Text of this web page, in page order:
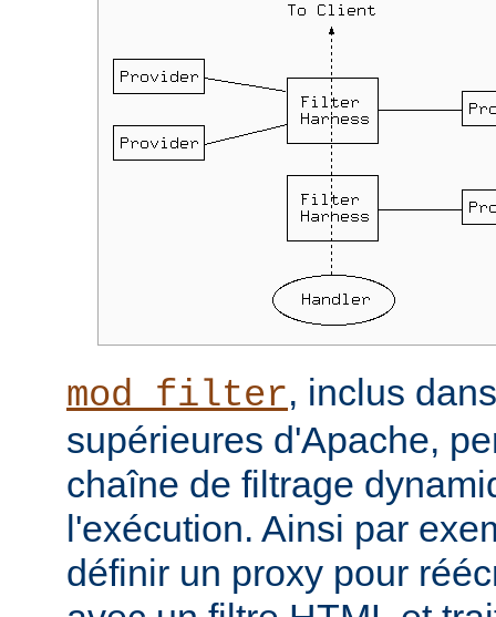
mod_filter, inclus
supérieures d'Apache,
chaîne de filtrage
l'exécution. Ainsi par
définir un proxy pour